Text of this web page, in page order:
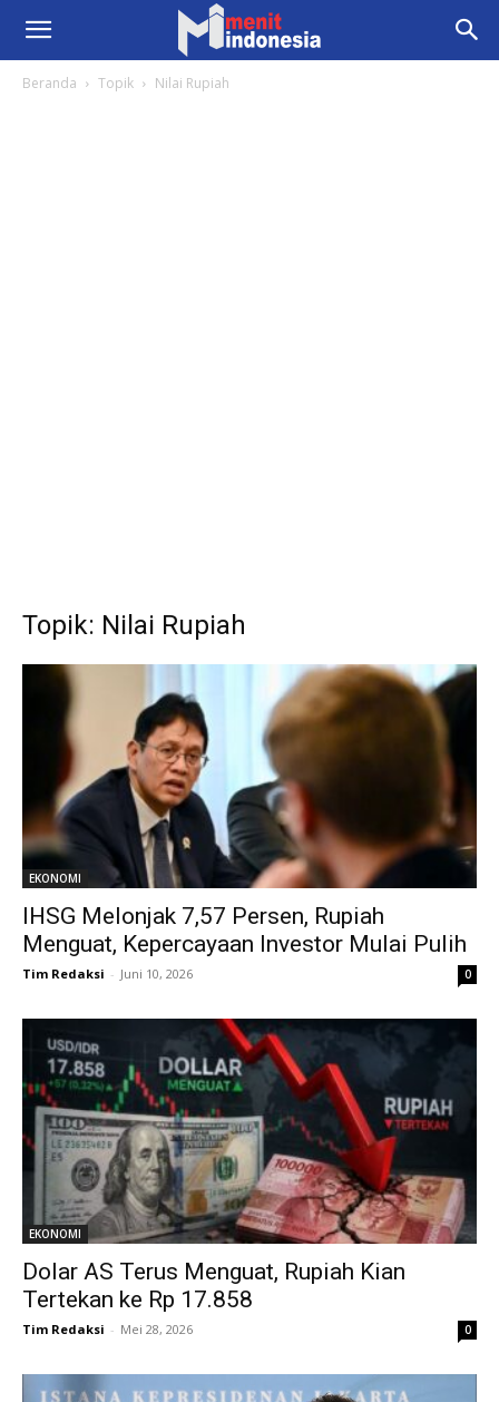
Beranda Topik Nilai Rupiah
Topik: Nilai Rupiah
EKONOMI
IHSG Melonjak 7,57 Persen, Rupiah
Menguat, Kepercayaan Investor Mulai Pulih
Tim Redaksi - Juni 10, 2026 0
EKONOMI
Dolar AS Terus Menguat, Rupiah Kian
Tertekan ke Rp 17.858
Tim Redaksi - Mei 28, 2026 0